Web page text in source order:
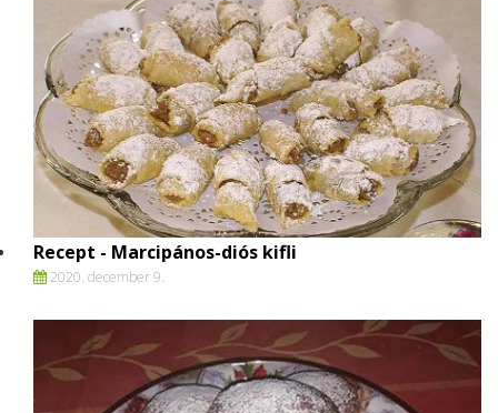
Recept - Marcipános-diós kifli
2020. december 9.